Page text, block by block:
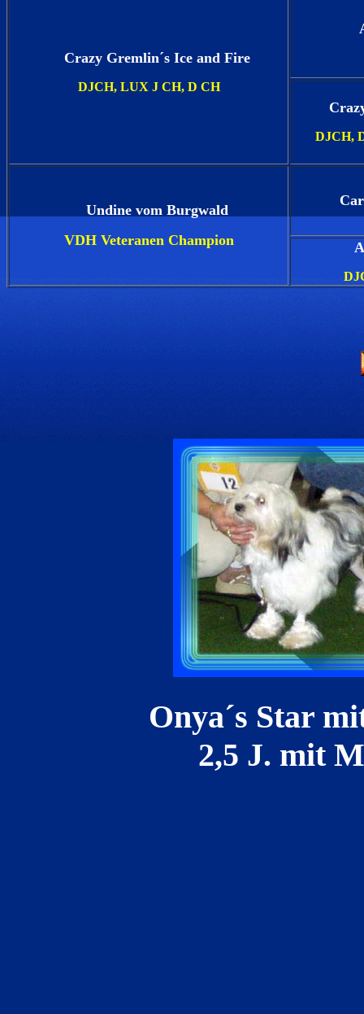
Crazy Gremlin´s Ice and Fire
DJCH, LUX J CH, D CH
DJCH,
Undine vom Burgwald
VDH Veteranen Champion
Onya´s Star mit
2,5 J. mit